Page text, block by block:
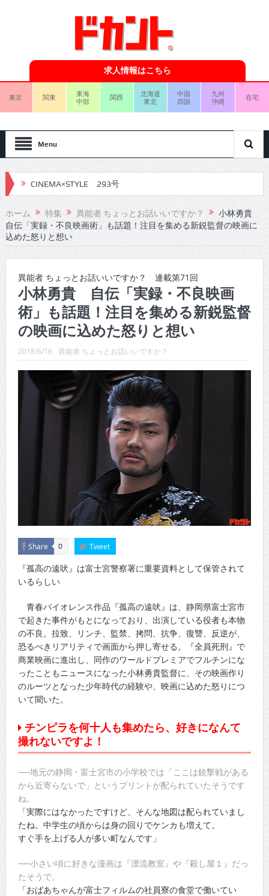
求人情報はこちら
東京 関東
東海
中部
関西
北海道
東北
中国
四国
九州
沖縄
在宅
Menu
CINEMA×STYLE 293号
CINEMA×STYLE 292号
CINEMA×STYLE 291号
CINEMA×STYLE 290号
CINEMA×STYLE 288号
CINEMA×STYLE 287号
CINEMA×STYLE 286号
CINEMA×STYLE 285号
CINEMA×STYLE 294号
ホーム 特集 異能者 ちょっとお話いいですか？
小林勇貴
自伝「実録・不良映画術」も話題！注目を集める新鋭監督の映画に
込めた怒りと想い
異能者 ちょっとお話いいですか？ 連載第71回
小林勇貴 自伝「実録・不良映画
術」も話題！注目を集める新鋭監督
の映画に込めた怒りと想い
2018/6/16 異能者 ちょっとお話いいですか？
Share 0 Tweet
『孤高の遠吠』は富士宮警察署に重要資料として保管されて
いるらしい
青春バイオレンス作品『孤高の遠吠』は、静岡県富士宮市
で起きた事件がもとになっており、出演している役者も本物
の不良。拉致、リンチ、監禁、拷問、抗争、復讐、反逆が、
恐るべきリアリティで画面から押し寄せる。『全員死刑』で
商業映画に進出し、同作のワールドプレミアでフルチンにな
ったこともニュースになった小林勇貴監督に、その映画作り
のルーツとなった少年時代の経験や、映画に込めた怒りにつ
いて聞いた。
チンピラを何十人も集めたら、好きになんて
撮れないですよ！
──地元の静岡・富士宮市の小学校では「ここは銃撃戦がある
から近寄らないで」というプリントが配られていたそうです
ね。
「実際にはなかったですけど、そんな地図は配られていまし
たね。中学生の頃からは身の回りでケンカも増えて。
すぐ手を上げる人が多い町なんです」
──小さい頃に好きな漫画は『漂流教室』や『殺し屋１』だっ
たそうで。
「おばあちゃんが富士フィルムの社員寮の食堂で働いてい